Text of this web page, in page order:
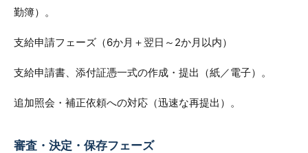
勤簿）。
支給申請フェーズ（6か月＋翌日～2か月以内）
支給申請書、添付証憑一式の作成・提出（紙／電子）。
追加照会・補正依頼への対応（迅速な再提出）。
審査・決定・保存フェーズ